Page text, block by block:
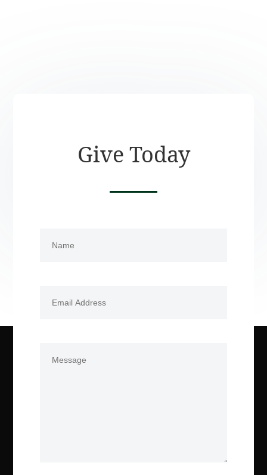
Give Today